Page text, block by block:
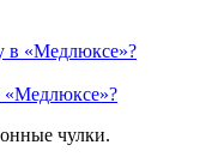
«Медлюксе»?
чулки.